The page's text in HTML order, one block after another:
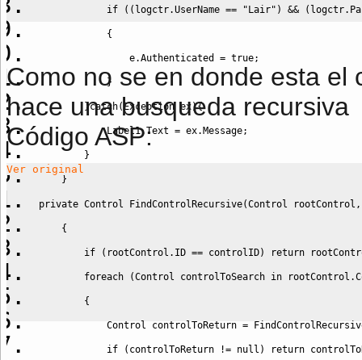
if ( ( logctr.UserName == "Lair" ) && ( logctr.
{
e.Authenticated = true;
}
}catch( Exception ex){
Label1.Text = ex. Message;
}
}
Como no se en donde esta el
hace una busqueda recursiva
Código ASP:
Ver original
private Control FindControlRecursive(Control
{
if ( rootControl. ID == controlID) return
foreach (Control controlToSearch in rootControl.
{
Control controlToReturn =
if ( controlToReturn != null ) return